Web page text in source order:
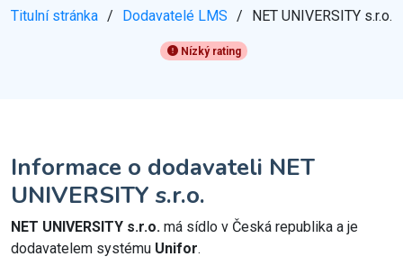
Titulní stránka Dodavatelé LMS NET UNIVERSITY s.r.o.
Nízký rating
Informace o dodavateli NET
UNIVERSITY s.r.o.
NET UNIVERSITY s.r.o. má sídlo v Česká republika a je
dodavatelem systému Unifor.